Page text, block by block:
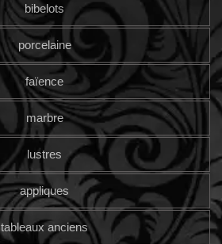
bibelots
porcelaine
faïence
marbre
lustres
appliques
tableaux anciens